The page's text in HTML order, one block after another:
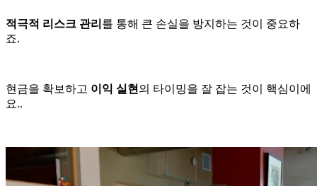
적극적 리스크 관리 를 통해 큰 손실을 방지하는 것이 중요하
죠.
현금을 확보하고 이익 실현 의 타이밍을 잘 잡는 것이 핵심이에
요..